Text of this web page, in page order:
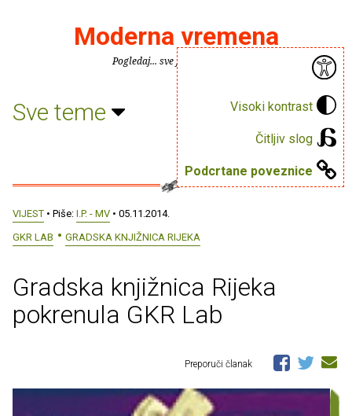
Visoki kontrast
Čitljiv slog
Podcrtane poveznice
Moderna vremena
Pogledaj... sve je puno knjiga.
Sve teme
VIJEST • Piše: I.P. - MV • 05.11.2014.
GKR LAB
GRADSKA KNJIŽNICA RIJEKA
Gradska knjižnica Rijeka
pokrenula GKR Lab
Preporuči članak